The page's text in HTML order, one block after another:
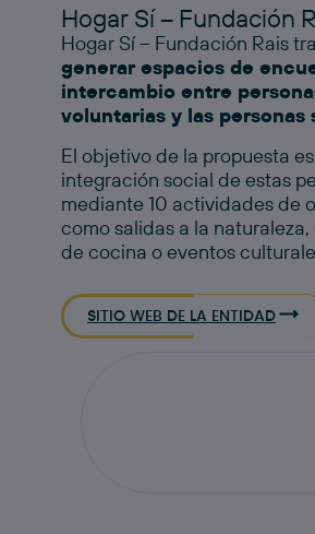
Hogar Sí – Fundación
Hogar Sí – Fundación Rais
generar espacios de
intercambio entre
voluntarias y las personas
El objetivo de la propuesta
integración social de estas
mediante 10 actividades de
como salidas a la
de cocina o eventos
SITIO WEB DE LA ENTIDAD